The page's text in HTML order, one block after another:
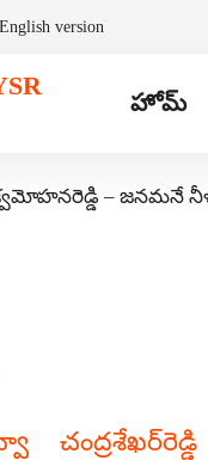
English version
హోమ్
– జనమనే